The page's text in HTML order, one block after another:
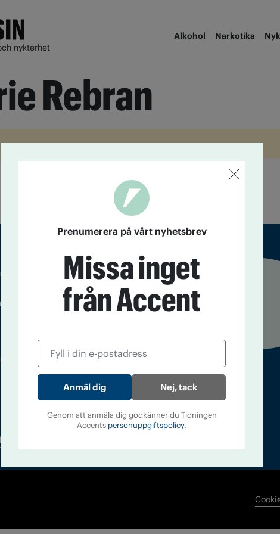
nykterhet
Alkohol Narkotika
Rebran
droger och nykterhet
21, 116 33 Stockholm
Barbro Janson Lundkvist,
Prenumerera på vårt nyhetsbrev
Missa inget
från Accent
Nej, tack
Genom att anmäla dig godkänner du Tidningen
Accents personuppgiftspolicy.